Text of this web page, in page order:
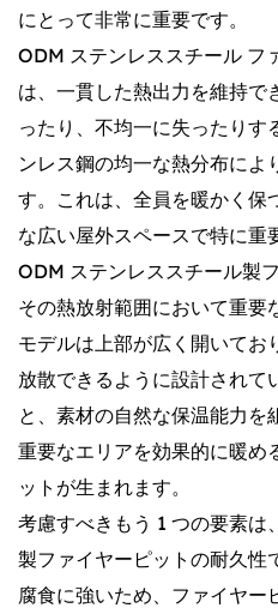
にとって非常に重要です。
ODM ステンレススチール フ
は、一貫した熱出力を維持で
ったり、不均一に失ったりす
ンレス鋼の均一な熱分布によ
す。これは、全員を暖かく保
な広い屋外スペースで特に重
ODM ステンレススチール製
その熱放射範囲において重要
モデルは上部が広く開いてお
放散できるように設計されて
と、素材の自然な保温能力
重要なエリアを効果的に暖め​​
ットが生まれます。
考慮すべきもう 1 つの要素
製ファイヤーピットの耐久性
腐食に強いため、ファイヤー